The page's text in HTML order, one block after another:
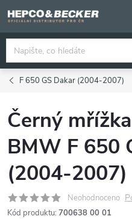
na
obsah
F 650 GS Dakar (2004-2007)
Černý
BMW F 650
(2004-2007)
Neohodnoceno
Kód produktu: 700638 00 01